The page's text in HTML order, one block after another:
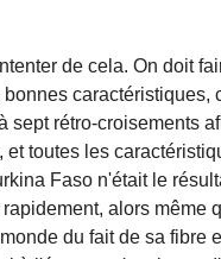
de cela. On doit
caractéristiques,
sept rétro-croisements
toutes les
Faso n'était le
alors même
du fait de sa fibre